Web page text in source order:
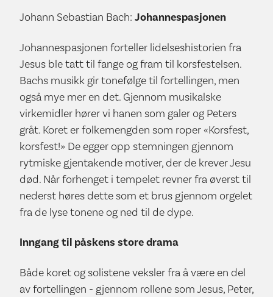
Johann Sebastian Bach: Johannespasjonen
Johannespasjonen forteller lidelseshistorien fra
Jesus ble tatt til fange og fram til korsfestelsen.
Bachs musikk gir tonefølge til fortellingen, men
også mye mer en det. Gjennom musikalske
virkemidler hører vi hanen som galer og Peters
gråt. Koret er folkemengden som roper «Korsfest,
korsfest!» De egger opp stemningen gjennom
rytmiske gjentakende motiver, der de krever Jesu
død. Når forhenget i tempelet revner fra øverst til
nederst høres dette som et brus gjennom orgelet
fra de lyse tonene og ned til de dype.
Inngang til påskens store drama
Både koret og solistene veksler fra å være en del
av fortellingen - gjennom rollene som Jesus, Peter,